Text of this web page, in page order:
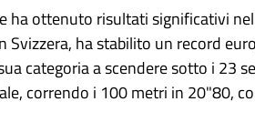
ha ottenuto risultati significativi
Svizzera, ha stabilito un record
categoria a scendere sotto i 23
correndo i 100 metri in 20"80,